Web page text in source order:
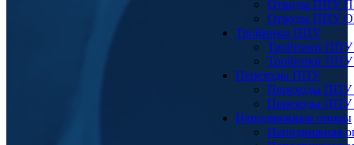
Отводы ППУ
Отводы ППУ
Тройники ППУ
Тройники
Тройники
Переходы ППУ
Переходы
Переходы
Неподвижные опоры
Неподвижная